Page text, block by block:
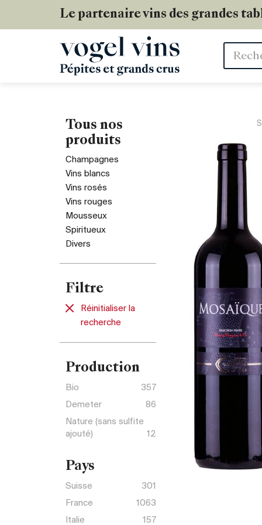
Le partenaire vins des grandes
Mots
Tous nos
produits
Champagnes
Vins blancs
Vins rosés
Vins rouges
Mousseux
Spiritueux
Divers
Filtre
Réinitialiser la
recherche
Production
Bio
357
Demeter
86
Nature (sans sulfite
ajouté)
12
Pays
Suisse
301
France
1063
Italie
157